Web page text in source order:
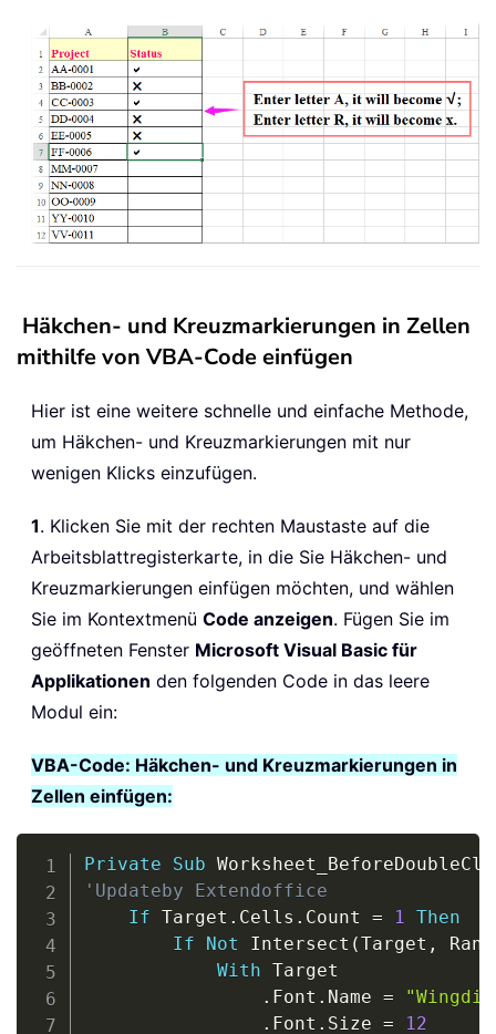
Häkchen- und Kreuzmarkierungen in Zellen
mithilfe von VBA-Code einfügen
Hier ist eine weitere schnelle und einfache Methode,
um Häkchen- und Kreuzmarkierungen mit nur
wenigen Klicks einzufügen.
1. Klicken Sie mit der rechten Maustaste auf die
Arbeitsblattregisterkarte, in die Sie Häkchen- und
Kreuzmarkierungen einfügen möchten, und wählen
Sie im Kontextmenü Code anzeigen. Fügen Sie im
geöffneten Fenster Microsoft Visual Basic für
Applikationen den folgenden Code in das leere
Modul ein:
VBA-Code: Häkchen- und Kreuzmarkierungen in
Zellen einfügen:
Private Sub
'Updateby Extendoffice
If Target . Cells . Count = 1
Then
If
Not Intersect (Target ,
With Target
. Font . Name =
. Font . Size =
12
Copy